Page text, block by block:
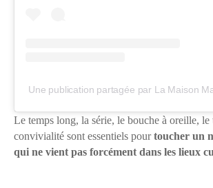
Le temps long, la série, le bouche à oreille, le
convivialité sont essentiels pourtoucher un
qui ne vient pas forcément dans les lieux